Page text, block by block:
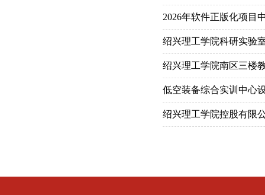
2026年软件正版化项目
绍兴理工学院科研实验
绍兴理工学院南区三楼
低空装备综合实训中心
绍兴理工学院控股有限